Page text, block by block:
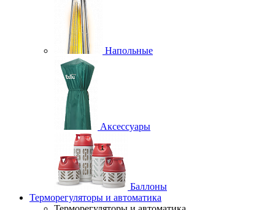
Напольные
Аксессуары
Баллоны
Терморегуляторы и автоматика